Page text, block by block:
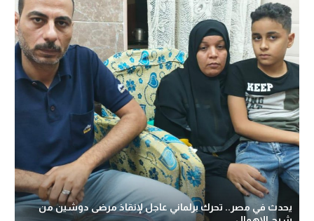
يحدث في مصر.. تحرك برلماني عاجل لإنقاذ مرضى دوشين من